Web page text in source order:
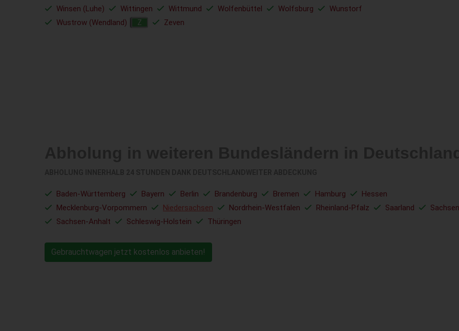
Winsen (Luhe)
Wittingen Wittmund Wolfenbüttel Wolfsburg
Wunstorf
Wustrow (Wendland)
Z Zeven
Baden-Württemberg Bayern Berlin Brandenburg Bremen Hamburg
Hessen
Mecklenburg-Vorpommern
Niedersachsen Nordrhein-Westfalen Rheinland-Pfalz Saarland
Sachsen
Sachsen-Anhalt
Schleswig-Holstein Thüringen
Gebrauchtwagen jetzt kostenlos anbieten!